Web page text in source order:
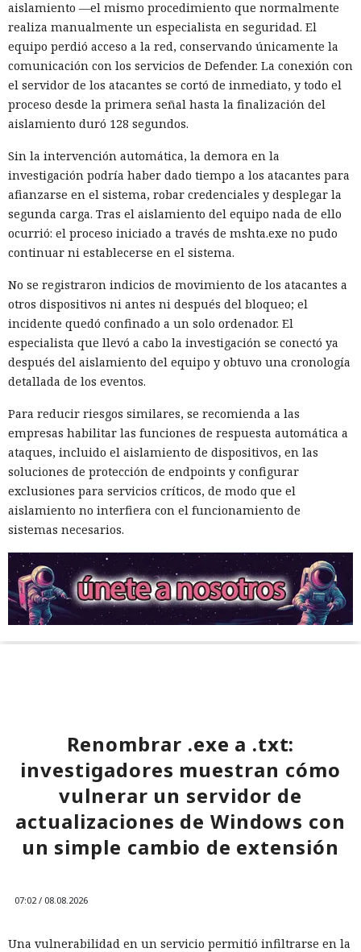
aislamiento —el mismo procedimiento que normalmente
realiza manualmente un especialista en seguridad. El
equipo perdió acceso a la red, conservando únicamente la
comunicación con los servicios de Defender. La conexión con
el servidor de los atacantes se cortó de inmediato, y todo el
proceso desde la primera señal hasta la finalización del
aislamiento duró 128 segundos.
Sin la intervención automática, la demora en la
investigación podría haber dado tiempo a los atacantes para
afianzarse en el sistema, robar credenciales y desplegar la
segunda carga. Tras el aislamiento del equipo nada de ello
ocurrió: el proceso iniciado a través de mshta.exe no pudo
continuar ni establecerse en el sistema.
No se registraron indicios de movimiento de los atacantes a
otros dispositivos ni antes ni después del bloqueo; el
incidente quedó confinado a un solo ordenador. El
especialista que llevó a cabo la investigación se conectó ya
después del aislamiento del equipo y obtuvo una cronología
detallada de los eventos.
Para reducir riesgos similares, se recomienda a las
empresas habilitar las funciones de respuesta automática a
ataques, incluido el aislamiento de dispositivos, en las
soluciones de protección de endpoints y configurar
exclusiones para servicios críticos, de modo que el
aislamiento no interfiera con el funcionamiento de
sistemas necesarios.
Renombrar .exe a .txt:
investigadores muestran cómo
vulnerar un servidor de
actualizaciones de Windows con
un simple cambio de extensión
07:02 / 08.08.2026
Una vulnerabilidad en un servicio permitió infiltrarse en la